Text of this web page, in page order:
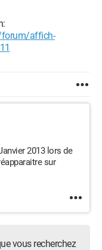
forum/affich-
2013 lors de
sur
vous recherchez